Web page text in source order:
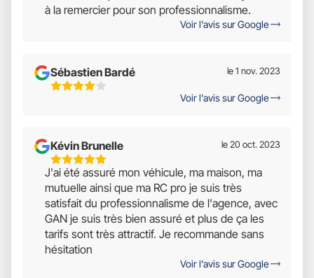
à la remercier pour son professionnalisme.
Voir l'avis sur Google
Sébastien Bardé
4
le 1 nov. 2023
Voir l'avis sur Google
Kévin Brunelle
5
Étoiles
Sur
5
le 20 oct. 2023
J'ai été assuré mon véhicule, ma maison, ma
mutuelle ainsi que ma RC pro je suis très
satisfait du professionnalisme de l'agence, avec
GAN je suis très bien assuré et plus de ça les
tarifs sont très attractif. Je recommande sans
hésitation
Voir l'avis sur Google